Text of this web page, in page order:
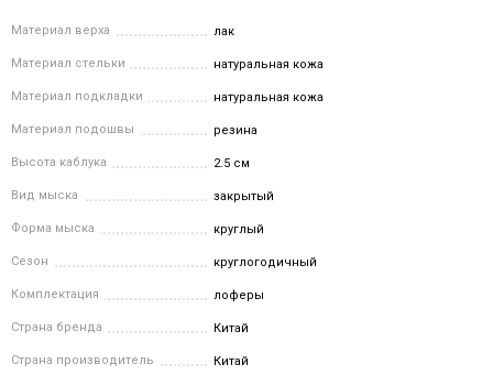
Материал верха лак
Материал стельки натуральная кожа
Материал подкладки натуральная кожа
Материал подошвы резина
Высота каблука 2.5 см
Вид мыска закрытый
Форма мыска круглый
Сезон круглогодичный
Комплектация лоферы
Страна бренда Китай
Страна производитель Китай